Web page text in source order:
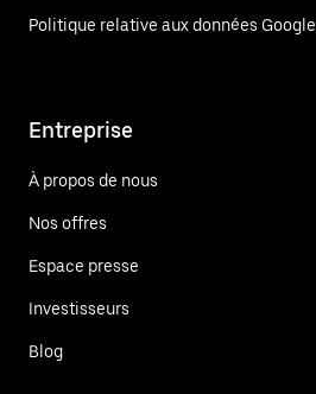
Politique relative aux données Google
Entreprise
À propos de nous
Nos offres
Espace presse
Investisseurs
Blog